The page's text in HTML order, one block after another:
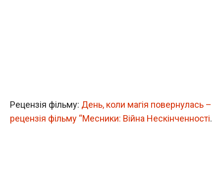
Рецензія фільму: День, коли магія повернулась –
рецензія фільму “Месники: Війна Нескінченності.